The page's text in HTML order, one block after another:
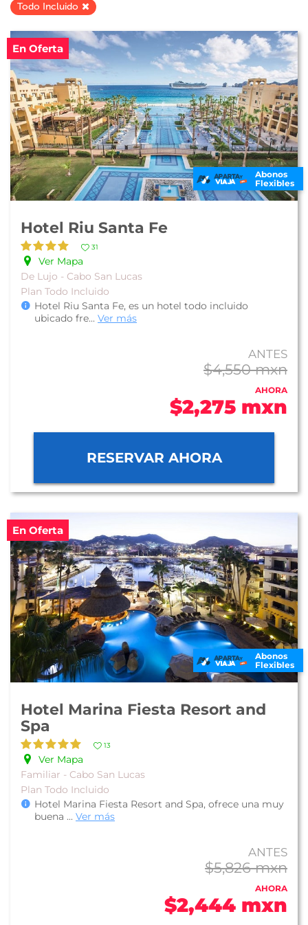
Todo Incluido
En Oferta
Abonos
Flexibles
Hotel Riu Santa Fe
31
Ver Mapa
De Lujo - Cabo San Lucas
Plan Todo Incluido
Hotel Riu Santa Fe, es un hotel todo incluido
ubicado fre... Ver más
ANTES
$4,550 mxn
AHORA
$2,275 mxn
RESERVAR AHORA
En Oferta
Abonos
Flexibles
Hotel Marina Fiesta Resort and
Spa
13
Ver Mapa
Familiar - Cabo San Lucas
Plan Todo Incluido
Hotel Marina Fiesta Resort and Spa, ofrece una muy
buena ... Ver más
ANTES
$5,826 mxn
AHORA
$2,444 mxn